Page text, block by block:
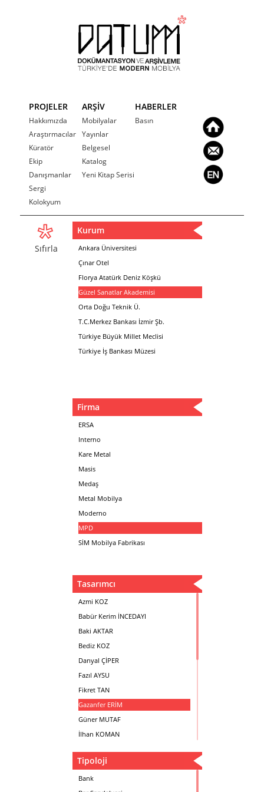
PROJELER
Hakkımızda
Araştırmacılar
Küratör
Ekip
Danışmanlar
Sergi
Kolokyum
ARŞİV
Mobilyalar
Yayınlar
Belgesel
Katalog
Yeni Kitap Serisi
HABERLER
Basın
Sıfırla
Kurum
Ankara Üniversitesi
Çınar Otel
Florya Atatürk Deniz Köşkü
Güzel Sanatlar Akademisi
Orta Doğu Teknik Ü.
T.C.Merkez Bankası İzmir Şb.
Türkiye Büyük Millet Meclisi
Türkiye İş Bankası Müzesi
Firma
ERSA
Interno
Kare Metal
Masis
Medaş
Metal Mobilya
Moderno
MPD
SİM Mobilya Fabrikası
Tasarımcı
Azmi KOZ
Babür Kerim İNCEDAYI
Baki AKTAR
Bediz KOZ
Danyal ÇİPER
Fazıl AYSU
Fikret TAN
Gazanfer ERİM
Güner MUTAF
İlhan KOMAN
Metin Atabey ATA
Minas BOYACIYAN
Tipoloji
Bank